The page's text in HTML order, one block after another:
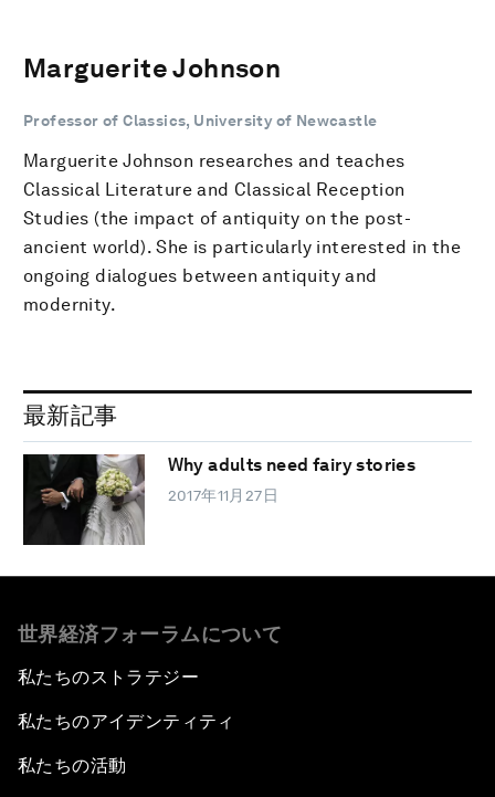
Marguerite Johnson
Professor of Classics, University of Newcastle
Marguerite Johnson researches and teaches
Classical Literature and Classical Reception
Studies (the impact of antiquity on the post-
ancient world). She is particularly interested in the
ongoing dialogues between antiquity and
modernity.
最新記事
Why adults need fairy stories
2017年11月27日
世界経済フォーラムについて
私たちのストラテジー
私たちのアイデンティティ
私たちの活動